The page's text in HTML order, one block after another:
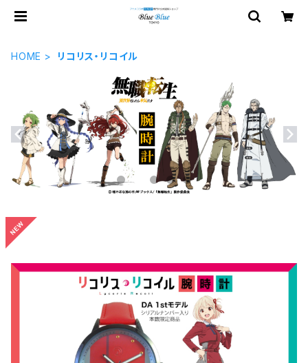
HOME リコリス・リコイル